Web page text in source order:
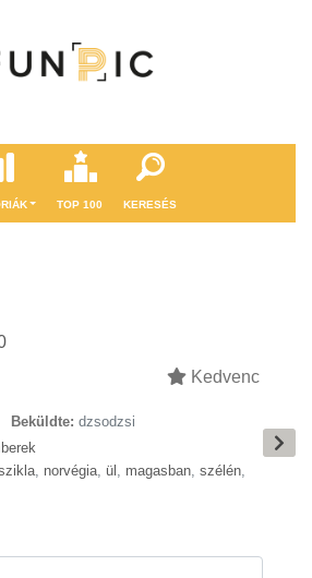
TOP 100 KERESÉS
Kedvenc
Beküldte: dzsodzsi
, norvégia, ül , magasban, szélén,